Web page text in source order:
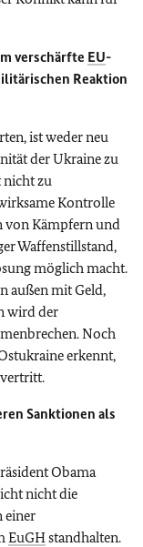
verschärfte EU-
Reaktion
ist weder neu
der Ukraine zu
nicht zu
Kontrolle
von Kämpfern und
Waffenstillstand,
möglich macht.
außen mit Geld,
wird der
Noch
erkennt,
vertritt.
Sanktionen als
Obama
nicht die
einer
EuGHstandhalten.